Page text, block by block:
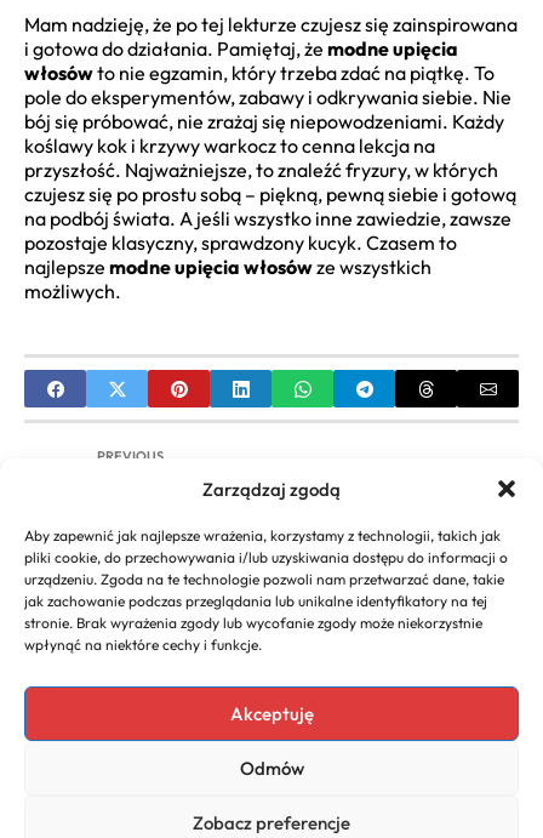
Zarządzaj zgodą
Aby zapewnić jak najlepsze wrażenia, korzystamy z technologii, takich jak
pliki cookie, do przechowywania i/lub uzyskiwania dostępu do informacji o
urządzeniu. Zgoda na te technologie pozwoli nam przetwarzać dane, takie
jak zachowanie podczas przeglądania lub unikalne identyfikatory na tej
stronie. Brak wyrażenia zgody lub wycofanie zgody może niekorzystnie
wpłynąć na niektóre cechy i funkcje.
Akceptuję
Odmów
Zobacz preferencje
Mam nadzieję, że po tej lekturze czujesz się zainspirowana
i gotowa do działania. Pamiętaj, że modne upięcia
włosówto nie egzamin, który trzeba zdać na piątkę. To
pole do eksperymentów, zabawy i odkrywania siebie. Nie
bój się próbować, nie zrażaj się niepowodzeniami. Każdy
koślawy kok i krzywy warkocz to cenna lekcja na
przyszłość. Najważniejsze, to znaleźć fryzury, w których
czujesz się po prostu sobą – piękną, pewną siebie i gotową
na podbój świata. A jeśli wszystko inne zawiedzie, zawsze
pozostaje klasyczny, sprawdzony kucyk. Czasem to
najlepsze modne upięcia włosówze wszystkich
możliwych.
PREVIOUS
Eleganckie upięcia włosów średnich Przewodnik i
NEXT
Fryzury ślubne rozpuszczone włosy – Inspiracje i
porady
Copyright 2026. All rights